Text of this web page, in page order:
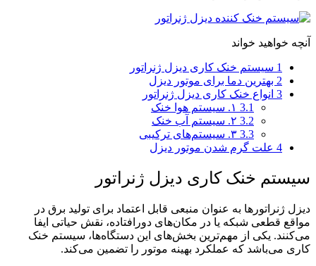
آنچه خواهید خواند
1 سیستم خنک‌ کاری دیزل ژنراتور
2 بهترین دما برای موتور دیزل
3 انواع خنک ‌کاری دیزل ژنراتور
3.1
3.2
3.3
4 علت گرم شدن موتور دیزل
سیستم خنک‌ کاری دیزل ژنراتور
دیزل ژنراتورها به عنوان منبعی قابل اعتماد برای تولید برق در
مواقع قطعی شبکه یا در مکان‌های دورافتاده، نقش حیاتی ایفا
می‌کنند. یکی از مهم‌ترین بخش‌های این دستگاه‌ها، سیستم خنک
‌کاری می‌باشد که عملکرد بهینه موتور را تضمین می‌‌کند.